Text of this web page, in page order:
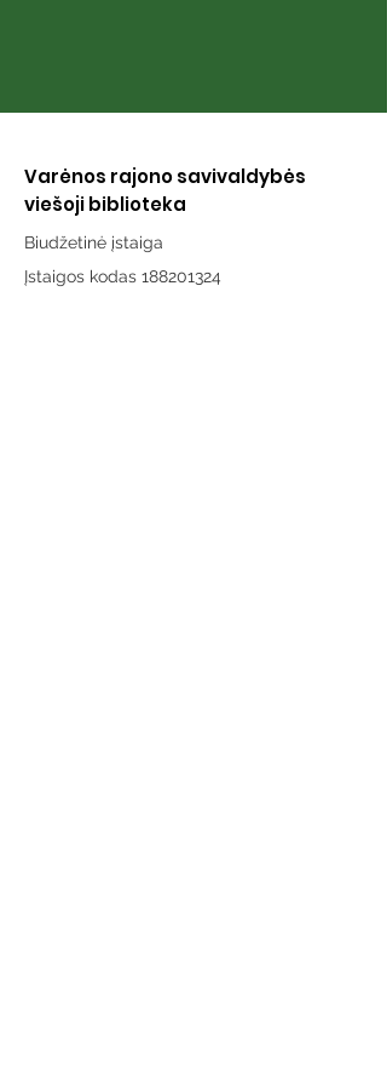
Varėnos rajono savivaldybės
viešoji biblioteka
Biudžetinė įstaiga
Įstaigos kodas 188201324